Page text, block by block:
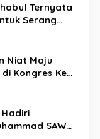
Ternyata
Serang
Niat Maju
di Kongres Ke
SAW